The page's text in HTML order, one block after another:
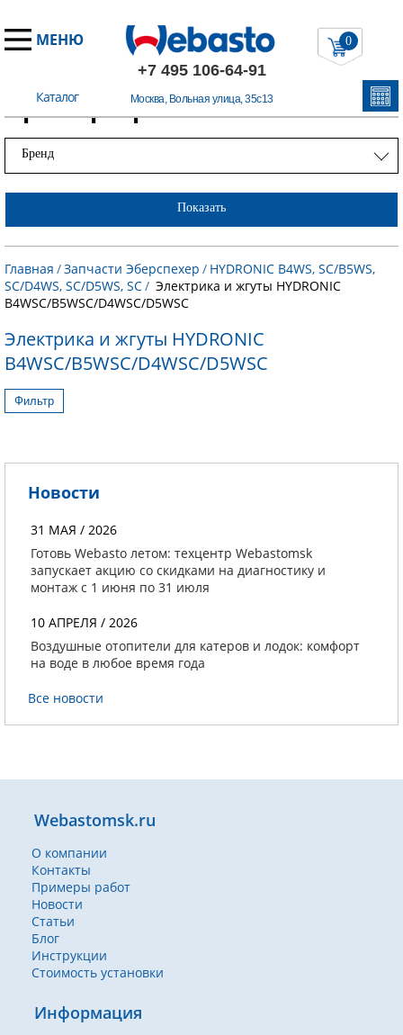
МЕНЮ
+7 495 106-64-91
Москва, Вольная улица, 35с13
Каталог
0
Примеры работ
Бренд
Показать
Главная /Запчасти Эберспехер / HYDRONIC B4WS, SC/B5WS,
SC/D4WS, SC/D5WS, SC/ Электрика и жгуты HYDRONIC
B4WSC/B5WSC/D4WSC/D5WSC
Электрика и жгуты HYDRONIC
B4WSC/B5WSC/D4WSC/D5WSC
Фильтр
Новости
31 МАЯ / 2026
Готовь Webasto летом: техцентр Webastomsk
запускает акцию со скидками на диагностику и
монтаж с 1 июня по 31 июля
10 АПРЕЛЯ / 2026
Воздушные отопители для катеров и лодок: комфорт
на воде в любое время года
Все новости
Webastomsk.ru
О компании
Контакты
Примеры работ
Новости
Статьи
Блог
Инструкции
Стоимость установки
Информация